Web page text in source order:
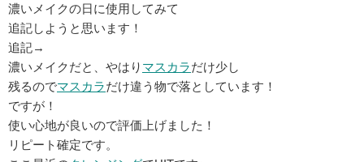
濃いメイクの日に使用してみて
追記しようと思います！
追記→
濃いメイクだと、やはり マスカラだけ少し
残るのでマスカラだけ違う物で落としています！
ですが！
使い心地が良いので評価上げました！
リピート確定です。